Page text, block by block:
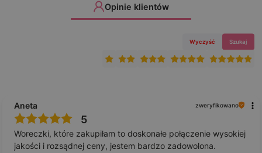
Opinie klientów
Wyczyść Szukaj
Aneta zweryfikowano
5
Woreczki, które zakupiłam to doskonałe połączenie wysokiej
jakości i rozsądnej ceny, jestem bardzo zadowolona.